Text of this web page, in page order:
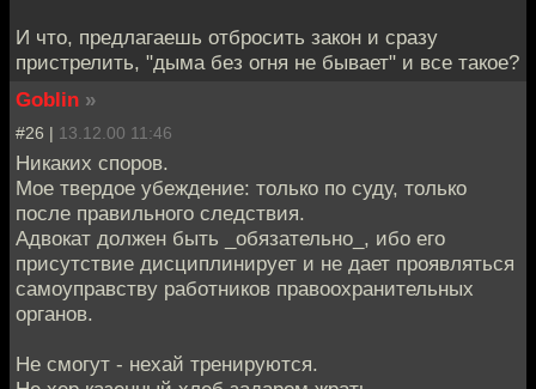
И что, предлагаешь отбросить закон и сразу
пристрелить, "дыма без огня не бывает" и все такое?
Goblin »
#26 | 13.12.00 11:46
Никаких споров.
Мое твердое убеждение: только по суду, только
после правильного следствия.
Адвокат должен быть _обязательно_, ибо его
присутствие дисциплинирует и не дает проявляться
самоуправству работников правоохранительных
органов.
Не смогут - нехай тренируются.